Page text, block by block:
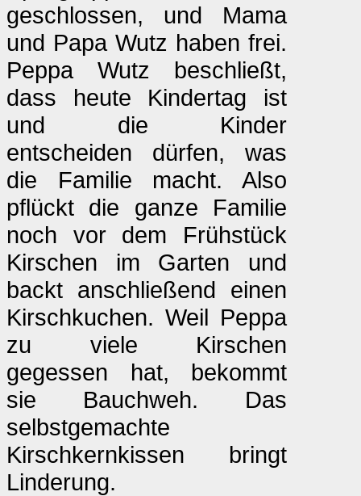
geschlossen, und Mama
und Papa Wutz haben frei.
Peppa Wutz beschließt,
dass heute Kindertag ist
und die Kinder
entscheiden dürfen, was
die Familie macht. Also
pflückt die ganze Familie
noch vor dem Frühstück
Kirschen im Garten und
backt anschließend einen
Kirschkuchen. Weil Peppa
zu viele Kirschen
gegessen hat, bekommt
sie Bauchweh. Das
selbstgemachte
Kirschkernkissen bringt
Linderung.